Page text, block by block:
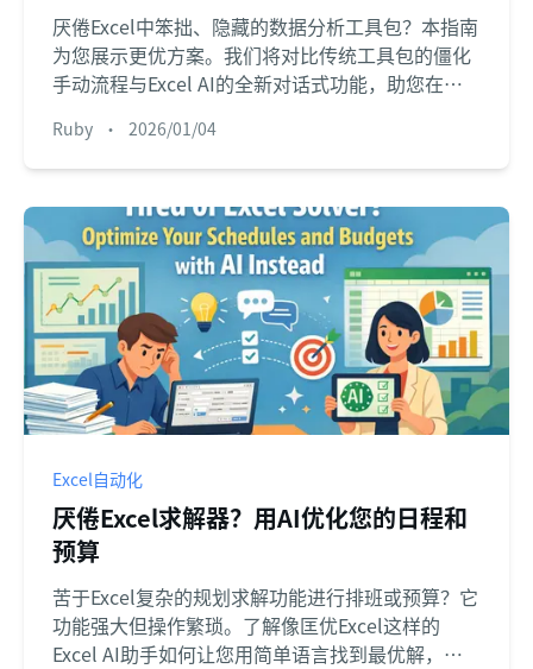
厌倦Excel中笨拙、隐藏的数据分析工具包？本指南
为您展示更优方案。我们将对比传统工具包的僵化
手动流程与Excel AI的全新对话式功能，助您在数
Ruby • 2026/01/04
Excel自动化
厌倦Excel求解器？用AI优化您的日程和
预算
苦于Excel复杂的规划求解功能进行排班或预算？它
功能强大但操作繁琐。了解像匡优Excel这样的
Excel AI助手如何让您用简单语言找到最优解，无